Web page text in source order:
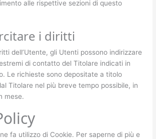
alle rispettive sezioni di questo
i diritti
dell’Utente, gli Utenti possono indirizzare
di contatto del Titolare indicati in
Le richieste sono depositate a titolo
Titolare nel più breve tempo possibile, in
mese.
fa utilizzo di Cookie. Per saperne di più e